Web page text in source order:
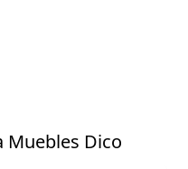
Muebles Dico